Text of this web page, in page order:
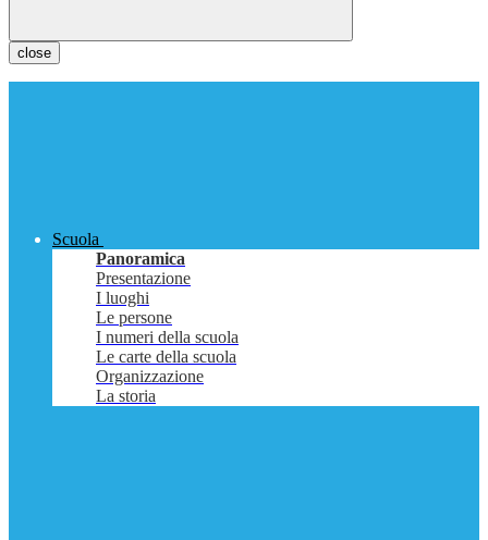
close
Scuola
Panoramica
Presentazione
I luoghi
Le persone
I numeri della scuola
Le carte della scuola
Organizzazione
La storia